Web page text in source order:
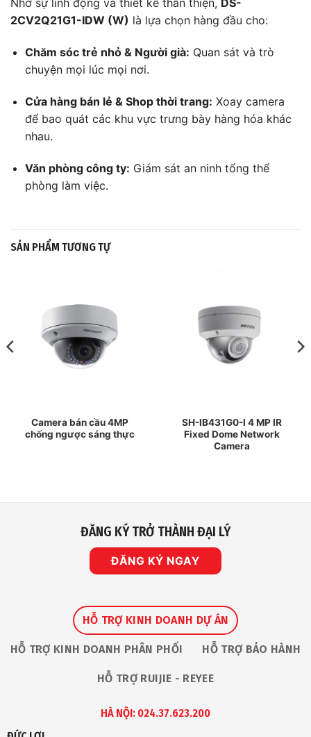
Nhờ sự linh động và thiết kế thân thiện, DS-
2CV2Q21G1-IDW (W) là lựa chọn hàng đầu cho:
Chăm sóc trẻ nhỏ & Người già: Quan sát và trò
chuyện mọi lúc mọi nơi.
Cửa hàng bán lẻ & Shop thời trang: Xoay camera
để bao quát các khu vực trưng bày hàng hóa khác
nhau.
Văn phòng công ty: Giám sát an ninh tổng thể
phòng làm việc.
SẢN PHẨM TƯƠNG TỰ
Camera bán cầu 4MP
chống ngược sáng thực
SH-IB431G0-I 4 MP IR
Fixed Dome Network
Camera
ĐĂNG KÝ TRỞ THÀNH ĐẠI LÝ
ĐĂNG KÝ NGAY
HỖ TRỢ KINH DOANH DỰ ÁN
HỖ TRỢ KINH DOANH PHÂN PHỐI HỖ TRỢ BẢO HÀNH
HỖ TRỢ RUIJIE - REYEE
HÀ NỘI: 024.37.623.200